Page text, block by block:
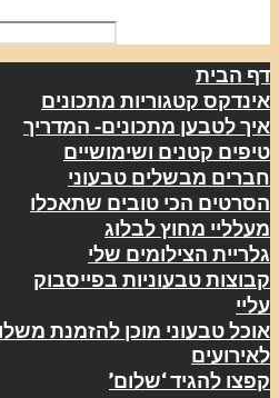
דף הבית
אינדקס קטגוריות מתכונים
איך לטבען מתכונים- המדריך
טיפים קטנים ושימושיים
חברים מבשלים טבעוני
הסרטים הכי טובים שתאכלו
מעלליי מחוץ לבלוג
גלריית הצילומים שלי
קבוצות טבעוניות בפייסבוק
עליי
אוכל טבעוני מוכן להזמנת
לאירועים
קפצו להגיד ‘שלום’